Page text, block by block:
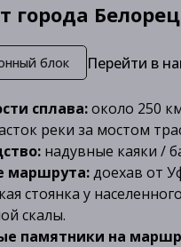
города
блок Перейти в
сплава:около 250
реки за мостом
надувные каяки /
маршрута:доехав от
стоянка у
скалы.
памятники на